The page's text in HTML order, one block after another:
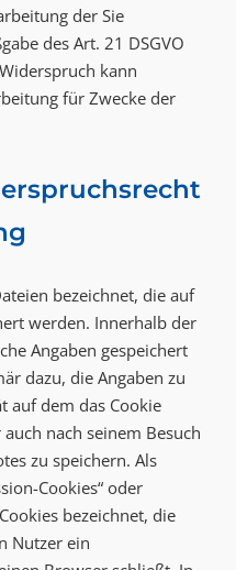
der Sie
des Art. 21 DSGVO
kann
für Zwecke der
bezeichnet, die auf
werden. Innerhalb der
Angaben gespeichert
dazu, die Angaben zu
auf dem das Cookie
nach seinem Besuch
zu speichern. Als
Cookies“ oder
bezeichnet, die
Nutzer ein